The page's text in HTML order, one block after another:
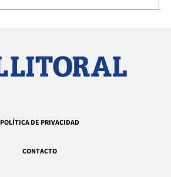
POLÍTICA DE PRIVACIDAD
CONTACTO